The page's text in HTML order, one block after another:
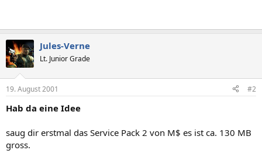
Jules-Verne
Lt. Junior Grade
19. August 2001 #2
Hab da eine Idee
saug dir erstmal das Service Pack 2 von M$ es ist ca. 130 MB
gross.